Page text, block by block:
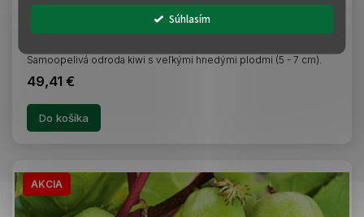
Súhlasím
Kiwi veľkoplodé Solo, výška 150-180 cm, kvetináč 3
49,41 €
Do košíka
Samoopelivá odroda kiwi s veľkými hnedými plodmi (5 - 7 cm).
AKCIA